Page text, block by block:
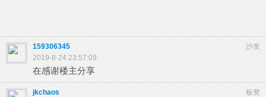
沙发
159306345
2019-8-24 23:57:09
在感谢楼主分享
板凳
jkchaos